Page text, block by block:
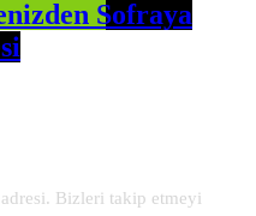
Sofraya
Bizleri takip etmeyi